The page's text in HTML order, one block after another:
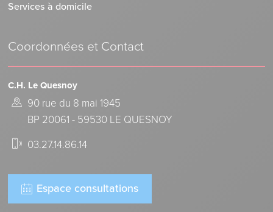
Services à domicile
Coordonnées et Contact
C.H. Le Quesnoy
90 rue du 8 mai 1945
BP 20061 - 59530 LE QUESNOY
03.27.14.86.14
Espace consultations